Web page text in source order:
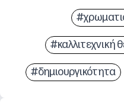
#καλλιτεχνική
#δημιουργικότητα